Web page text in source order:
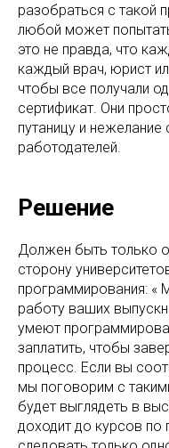
разобраться с такой
любой может
это не правда, что
каждый врач, юрист
чтобы все получали
сертификат. Они
путаницу и
работодателей.
Решение
Должен быть только
сторону
программирования: «
работу ваших
умеют
заплатить, чтобы
процесс. Если вы
мы поговорим с
будет выглядеть в
доходит до курсов